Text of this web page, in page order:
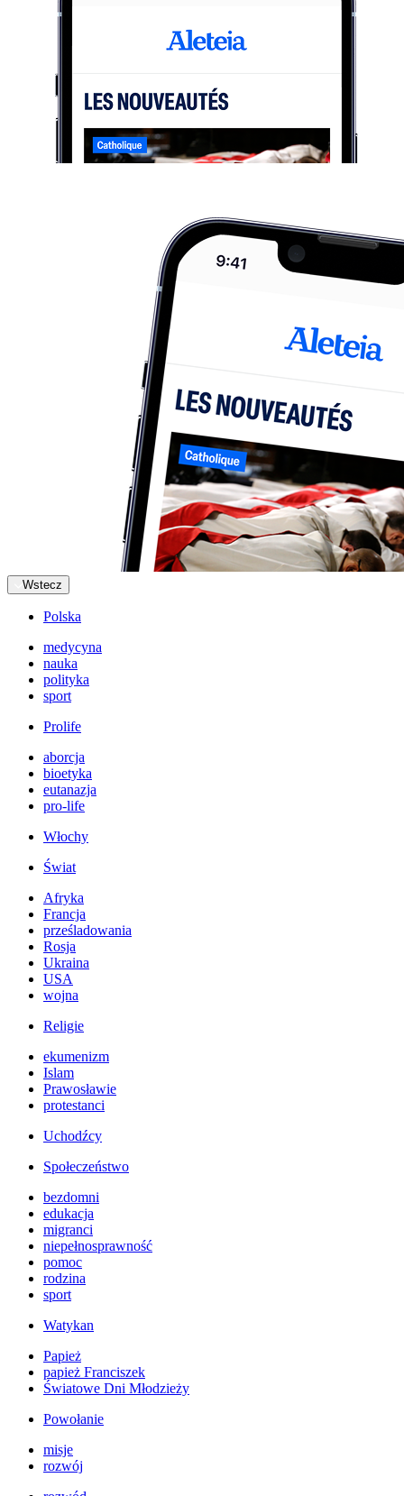
Wstecz
Polska
medycyna
nauka
polityka
sport
Prolife
aborcja
bioetyka
eutanazja
pro-life
Włochy
Świat
Afryka
Francja
prześladowania
Rosja
Ukraina
USA
wojna
Religie
ekumenizm
Islam
Prawosławie
protestanci
Uchodźcy
Społeczeństwo
bezdomni
edukacja
migranci
niepełnosprawność
pomoc
rodzina
sport
Watykan
Papież
papież Franciszek
Światowe Dni Młodzieży
Powołanie
misje
rozwój